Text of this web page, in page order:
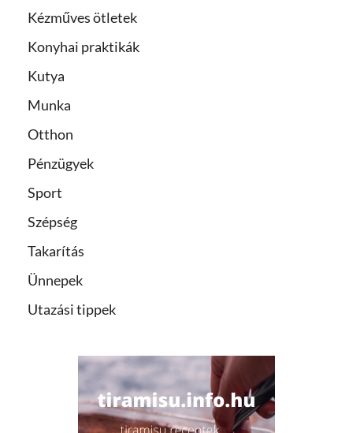
Kézműves ötletek
Konyhai praktikák
Kutya
Munka
Otthon
Pénzügyek
Sport
Szépség
Takarítás
Ünnepek
Utazási tippek